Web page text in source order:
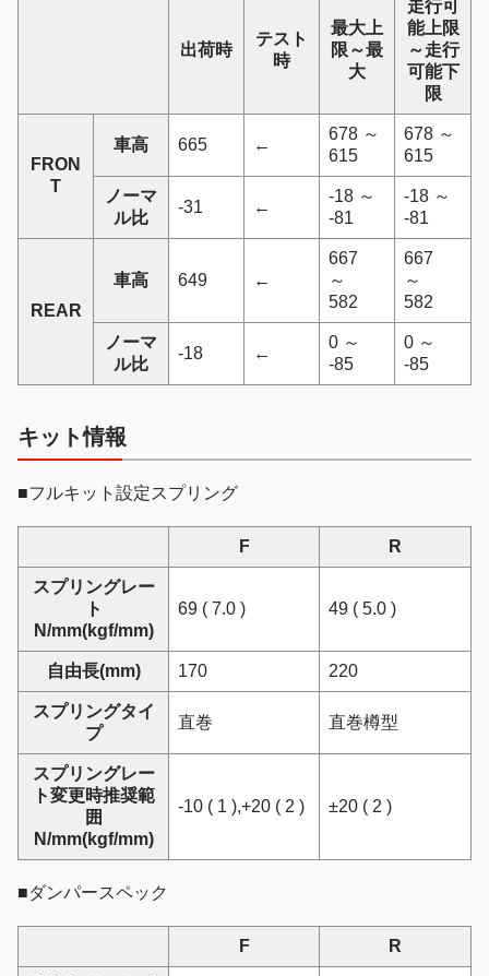
出荷時
テスト
時
最大上
限～最
大
走行可
能上限
～走行
可能下
限
FRON
T
車高 665 ←
678 ～
615
678 ～
615
ノーマ
ル比
-31 ←
-18 ～
-81
-18 ～
-81
REAR
車高 649 ←
667
～
582
667
～
582
ノーマ
ル比
-18 ←
0 ～
-85
0 ～
-85
キット情報
■フルキット設定スプリング
F R
スプリングレー
ト
N/mm(kgf/mm)
69 ( 7.0 ) 49 ( 5.0 )
自由長(mm) 170 220
スプリングタイ
プ
直巻 直巻樽型
スプリングレー
ト変更時推奨範
囲
N/mm(kgf/mm)
-10 ( 1 ),+20 ( 2 ) ±20 ( 2 )
■ダンパースペック
F R